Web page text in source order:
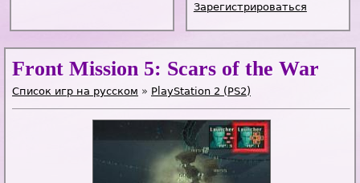
Зарегистрироваться
Front Mission 5: Scars of the War
Список игр на русском » PlayStation 2 (PS2)